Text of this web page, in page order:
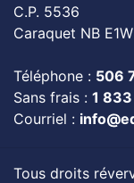
C.P. 5536
Caraquet NB
Téléphone : 506
Sans frais : 1
Courriel :
Tous droits